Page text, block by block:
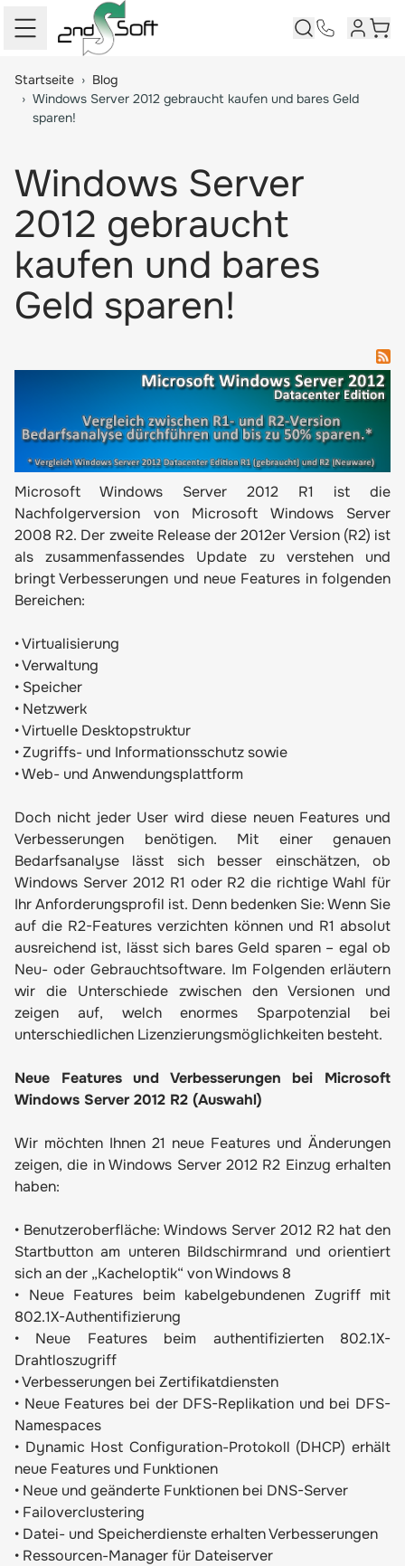
Startseite › Blog
› Windows Server 2012 gebraucht kaufen und bares Geld
sparen!
Windows Server
2012 gebraucht
kaufen und bares
Geld sparen!
Microsoft Windows Server 2012 R1 ist die
Nachfolgerversion von Microsoft Windows Server
2008 R2. Der zweite Release der 2012er Version (R2) ist
als zusammenfassendes Update zu verstehen und
bringt Verbesserungen und neue Features in folgenden
Bereichen:
• Virtualisierung
• Verwaltung
• Speicher
• Netzwerk
• Virtuelle Desktopstruktur
• Zugriffs- und Informationsschutz sowie
• Web- und Anwendungsplattform
Doch nicht jeder User wird diese neuen Features und
Verbesserungen benötigen. Mit einer genauen
Bedarfsanalyse lässt sich besser einschätzen, ob
Windows Server 2012 R1 oder R2 die richtige Wahl für
Ihr Anforderungsprofil ist. Denn bedenken Sie: Wenn Sie
auf die R2-Features verzichten können und R1 absolut
ausreichend ist, lässt sich bares Geld sparen – egal ob
Neu- oder Gebrauchtsoftware. Im Folgenden erläutern
wir die Unterschiede zwischen den Versionen und
zeigen auf, welch enormes Sparpotenzial bei
unterschiedlichen Lizenzierungsmöglichkeiten besteht.
Neue Features und Verbesserungen bei Microsoft
Windows Server 2012 R2 (Auswahl)
Wir möchten Ihnen 21 neue Features und Änderungen
zeigen, die in Windows Server 2012 R2 Einzug erhalten
haben:
• Benutzeroberfläche: Windows Server 2012 R2 hat den
Startbutton am unteren Bildschirmrand und orientiert
sich an der „Kacheloptik“ von Windows 8
• Neue Features beim kabelgebundenen Zugriff mit
802.1X-Authentifizierung
• Neue Features beim authentifizierten 802.1X-
Drahtloszugriff
•Verbesserungen bei Zertifikatdiensten
• Neue Features bei der DFS-Replikation und bei DFS-
Namespaces
• Dynamic Host Configuration-Protokoll (DHCP) erhält
neue Features und Funktionen
• Neue und geänderte Funktionen bei DNS-Server
• Failoverclustering
• Datei- und Speicherdienste erhalten Verbesserungen
• Ressourcen-Manager für Dateiserver